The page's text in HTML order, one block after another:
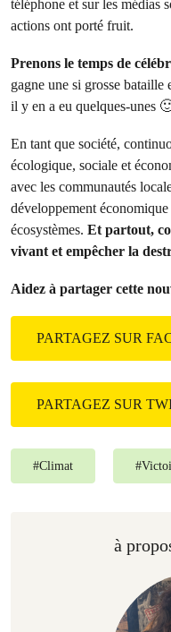
téléphone et sur les
actions ont porté fruit.
Prenons le temps de
gagne une si grosse
il y en a eu quelques-unes
En tant que société,
écologique, sociale et
avec les communautés
développement
écosystèmes. Et partout,
vivant et empêcher la
Aidez à partager cette
PARTAGEZ SUR
PARTAGEZ SUR
#Climat #
à